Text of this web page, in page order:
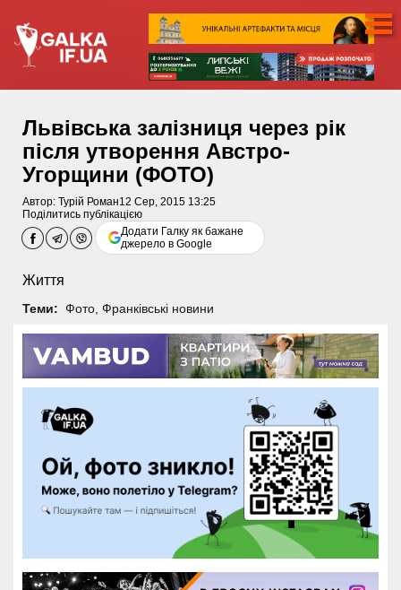
Львівська залізниця через рік
після утворення Австро-
Угорщини (ФОТО)
Автор: Турій Роман12 Сер, 2015 13:25
Поділитись публікацією
Додати Галку як бажане
джерело в Google
Життя
Теми: Фото, Франківські новини